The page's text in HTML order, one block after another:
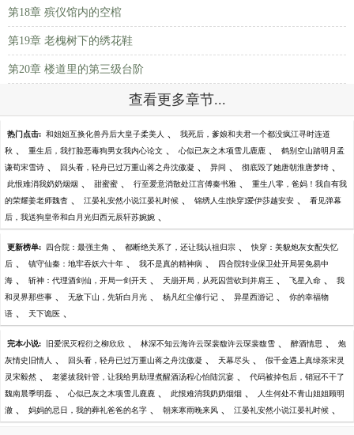
第18章 殡仪馆内的空棺
第19章 老槐树下的绣花鞋
第20章 楼道里的第三级台阶
查看更多章节...
热门点击: 和姐姐互换化兽丹后大皇子柔美人 、 我死后，爹娘和夫君一个都没疯江寻时连道
秋 、 重生后，我打脸恶毒狗男女我内心论文 、 心似已灰之木项雪儿鹿鹿 、 鹤别空山踏明月孟
谦荀宋雪诗 、 回头看，轻舟已过万重山蒋之舟沈傲凝 、 异间 、 彻底毁了她唐朝淮唐梦绮 、
此恨难消我奶奶烟烟 、 甜蜜蜜 、 行至爱意消散处江言傅秦书雅 、 重生八零，爸妈！我自有我
的荣耀姜老师魏杳 、 江晏礼安然小说江晏礼时候 、 锦绣人生[快穿]爱伊莎越安安 、 看见弹幕
后，我送狗皇帝和白月光归西元辰轩苏婉婉 、
更新榜单: 四合院：最强主角 、 都断绝关系了，还让我认祖归宗 、 快穿：美貌炮灰女配失忆
后 、 镇守仙秦：地牢吞妖六十年 、 我不是真的精神病 、 四合院转业保卫处开局罢免易中
海 、 斩神：代理酒剑仙，开局一剑开天 、 天崩开局，从死囚营砍到并肩王 、 飞星入命 、 我
和灵界那些事 、 无敌下山，先斩白月光 、 杨凡红尘修行记 、 异星西游记 、 你的幸福物
语 、 天下诡医 、
完本小说: 旧爱泯灭程衍之柳欣欣 、 林深不知云海许云琛裴馥许云琛裴馥雪 、 醉酒情思 、 炮
灰情史旧情人 、 回头看，轻舟已过万重山蒋之舟沈傲凝 、 天幕尽头 、 假千金遇上真绿茶宋灵
灵宋毅然 、 老婆拔我针管，让我给男助理煮醒酒汤程心怡陆沉宴 、 代码被掉包后，销冠不干了
魏南晨季明磊 、 心似已灰之木项雪儿鹿鹿 、 此恨难消我奶奶烟烟 、 人生何处不青山姐姐顾明
澈 、 妈妈的忌日，我的葬礼爸爸的名字 、 朝来寒雨晚来风 、 江晏礼安然小说江晏礼时候 、